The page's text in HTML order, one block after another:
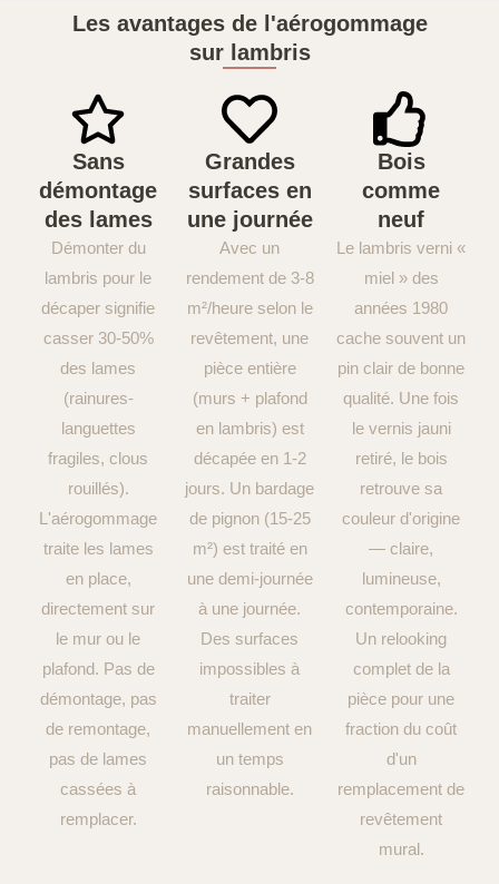
Les avantages de l'aérogommage
sur lambris
Sans
démontage
des lames
Démonter du
lambris pour le
décaper signifie
casser 30-50%
des lames
(rainures-
languettes
fragiles, clous
rouillés).
L'aérogommage
traite les lames
en place,
directement sur
le mur ou le
plafond. Pas de
démontage, pas
de remontage,
pas de lames
cassées à
remplacer.
Grandes
surfaces en
une journée
Avec un
rendement de 3-8
m²/heure selon le
revêtement, une
pièce entière
(murs + plafond
en lambris) est
décapée en 1-2
jours. Un bardage
de pignon (15-25
m²) est traité en
une demi-journée
à une journée.
Des surfaces
impossibles à
traiter
manuellement en
un temps
raisonnable.
Bois
comme
neuf
Le lambris verni «
miel » des
années 1980
cache souvent un
pin clair de bonne
qualité. Une fois
le vernis jauni
retiré, le bois
retrouve sa
couleur d'origine
— claire,
lumineuse,
contemporaine.
Un relooking
complet de la
pièce pour une
fraction du coût
d'un
remplacement de
revêtement
mural.